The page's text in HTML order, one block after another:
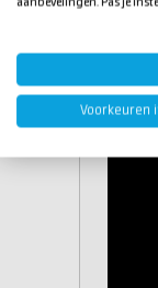
aanbevelingen. Pas je
Voorkeuren